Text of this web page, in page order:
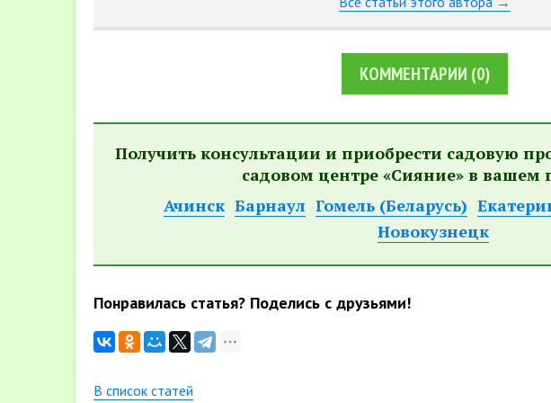
КОММЕНТАРИИ (0)
Получить консультации и приобрести садовую
садовом центре «Сияние» в вашем
Ачинск Барнаул Гомель (Беларусь)
Новокузнецк
Понравилась статья? Поделись с друзьями!
В список статей